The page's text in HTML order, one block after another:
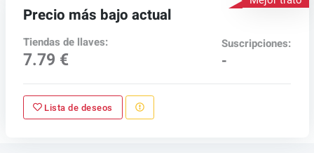
Precio más bajo actual
Tiendas de llaves:
7.79 €
Suscripciones:
-
Lista de deseos